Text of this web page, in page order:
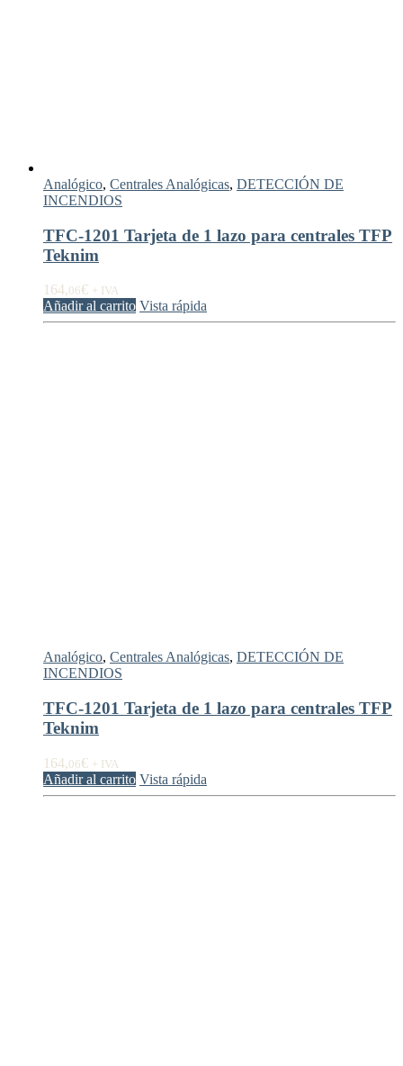
Analógico, Centrales Analógicas, DETECCIÓN DE
INCENDIOS
TFC-1201 Tarjeta de 1 lazo para centrales TFP
Teknim
164,06€ + IVA
Añadir al carrito Vista rápida
Analógico, Centrales Analógicas, DETECCIÓN DE
INCENDIOS
TFC-1201 Tarjeta de 1 lazo para centrales TFP
Teknim
164,06€ + IVA
Añadir al carrito Vista rápida